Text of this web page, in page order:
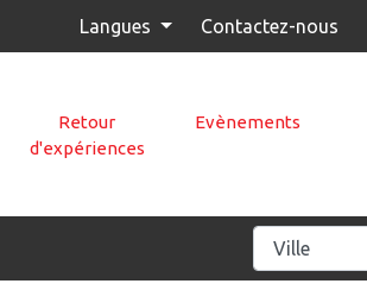
Langues Contactez-nous
Retour
d'expériences
Evènements